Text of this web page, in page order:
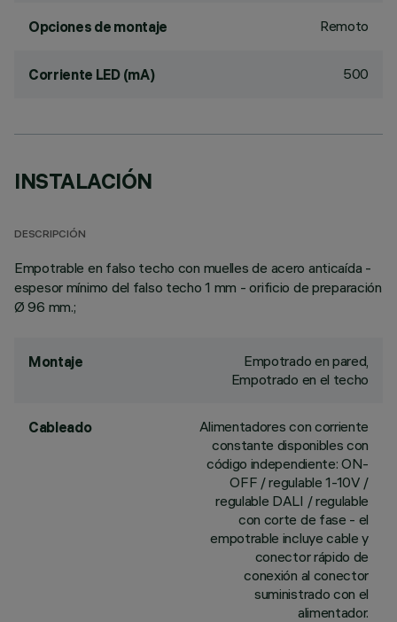
Opciones de montaje Remoto
Corriente LED (mA) 500
INSTALACIÓN
DESCRIPCIÓN
Empotrable en falso techo con muelles de acero anticaída -
espesor mínimo del falso techo 1 mm - orificio de preparación
Ø 96 mm.;
Montaje
Empotrado en pared,
Empotrado en el techo
Cableado
Alimentadores con corriente
constante disponibles con
código independiente: ON-
OFF / regulable 1-10V /
regulable DALI / regulable
con corte de fase - el
empotrable incluye cable y
conector rápido de
conexión al conector
suministrado con el
alimentador.